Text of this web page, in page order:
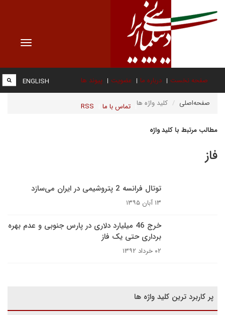
Toggle
صفحه نخست درباره ما عضویت پیوند ها
تماس با ما RSS
ENGLISH
صفحه‌اصلی کلید واژه ها
مطالب مرتبط با کلید واژه
فاز
توتال فرانسه 2 پتروشیمی در ایران می‌سازد
۱۳ آبان ۱۳۹۵
خرج 46 میلیارد دلاری در پارس جنوبی و عدم بهره
برداری حتی یک فاز
۰۲ خرداد ۱۳۹۲
پر کاربرد ترین کلید واژه ها